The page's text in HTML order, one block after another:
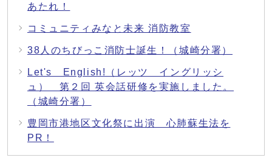
あたれ！
コミュニティみなと未来 消防教室
38人のちびっこ消防士誕生！（城崎分署）
Let's English!（レッツ イングリッシ
ュ） 第２回 英会話研修を実施しました。
（城崎分署）
豊岡市港地区文化祭に出演 心肺蘇生法を
PR！